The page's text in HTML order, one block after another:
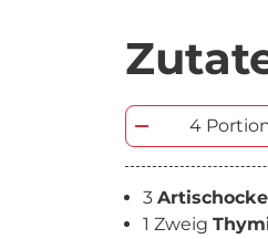
4
3
1 Zweig